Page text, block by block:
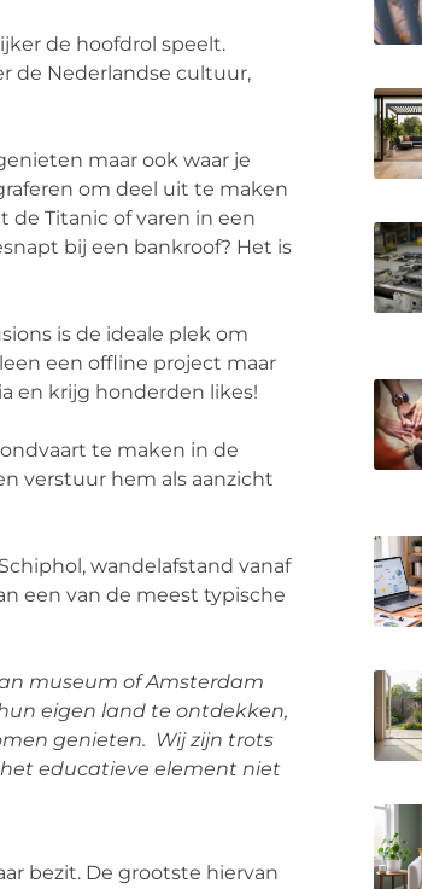
de hoofdrol speelt.
de Nederlandse cultuur,
maar ook waar je
om deel uit te maken
Titanic of varen in een
bij een bankroof? Het is
is de ideale plek om
een offline project maar
en krijg honderden likes!
te maken in de
verstuur hem als aanzicht
wandelafstand vanaf
een van de meest typische
museum of Amsterdam
eigen land te ontdekken,
genieten. Wij zijn trots
educatieve element niet
bezit. De grootste hiervan